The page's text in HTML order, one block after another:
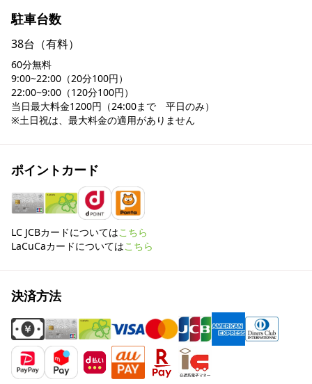
駐車台数
38台（有料）
60分無料
9:00~22:00（20分100円）
22:00~9:00（120分100円）
当日最大料金1200円（24:00まで　平日のみ）
ポイントカード
LC JCBカードについてはこちら
LaCuCaカードについてはこちら
決済方法